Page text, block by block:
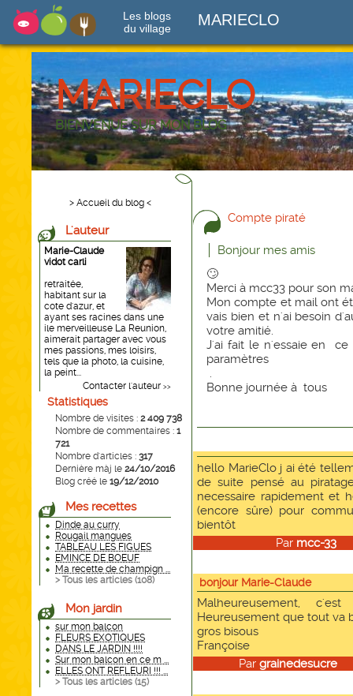
Les blogs
du village
MARIECLO
MARIECLO
BIENVENUE SUR MON BLOG
> Accueil du blog <
L'auteur
Marie-Claude
vidot carli
retraitée,
habitant sur la
cote d'azur, et
ayant ses racines dans une
ile merveilleuse La Reunion,
aimerait partager avec vous
mes passions, mes loisirs,
tels que la photo, la cuisine,
la peint...
Contacter l'auteur >>
Statistiques
Nombre de visites : 2 409 738
Nombre de commentaires : 1
721
Nombre d'articles : 317
Dernière màj le 24/10/2016
Blog créé le 19/12/2010
Mes recettes
Dinde au curry
Rougail mangues
TABLEAU LES FIGUES
EMINCE DE BOEUF
Ma recette de champign ...
> Tous les articles (108)
Mon jardin
sur mon balcon
FLEURS EXOTIQUES
DANS LE JARDIN !!!!
Sur mon balcon en ce m ...
ELLES ONT REFLEURI !!! ...
> Tous les articles (15)
Compte piraté
Bonjour mes amis
🙄
Merci à mcc33 pour son
Mon compte et mail ont
vais bien et n'ai besoin
votre amitié.
J'ai fait le n'essaie en
paramètres
.
Bonne journée à tous
hello MarieClo j ai été
de suite pensé au
necessaire rapidement et
(encore sûre) pour
bientôt
Par mcc-33
bonjour Marie-Claude
Malheureusement,
Heureusement que tout va
gros bisous
Françoise
Par grainedesucre